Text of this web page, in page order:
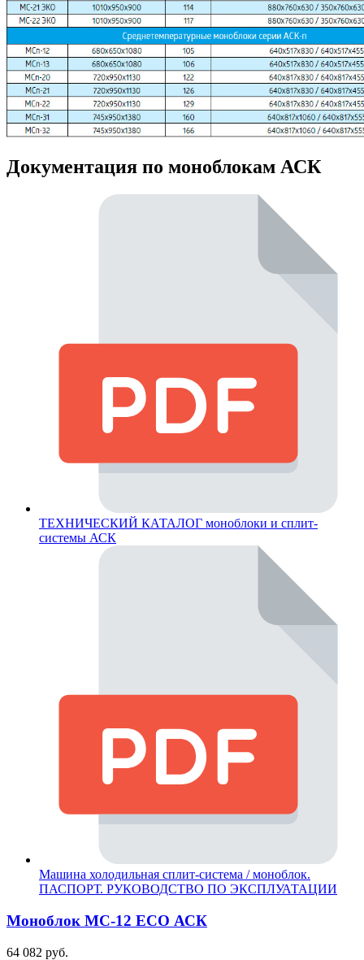
Документация по моноблокам АСК
ТЕХНИЧЕСКИЙ КАТАЛОГ моноблоки и сплит-
системы АСК
Машина холодильная сплит-система / моноблок.
ПАСПОРТ. РУКОВОДСТВО ПО ЭКСПЛУАТАЦИИ
Моноблок МС-12 ECO АСК
64 082 руб.